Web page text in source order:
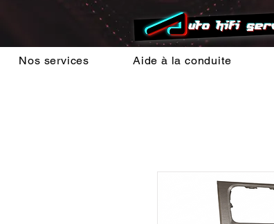
Nos services Aide à la conduite